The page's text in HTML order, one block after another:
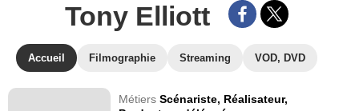
Tony Elliott
Accueil Filmographie Streaming VOD, DVD
MétiersScénariste, Réalisateur,